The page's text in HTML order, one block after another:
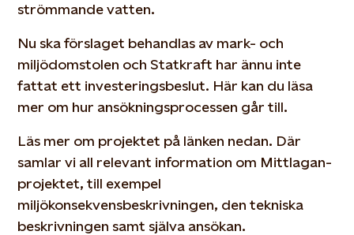
strömmande vatten.
Nu ska förslaget behandlas av mark- och
miljödomstolen och Statkraft har ännu inte
fattat ett investeringsbeslut. Här kan du läsa
mer om hur ansökningsprocessen går till.
Läs mer om projektet på länken nedan. Där
samlar vi all relevant information om Mittlagan-
projektet, till exempel
miljökonsekvensbeskrivningen, den tekniska
beskrivningen samt själva ansökan.